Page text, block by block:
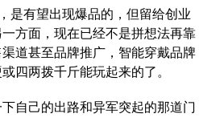
是有望出现爆品的，但留给创业
方面，现在已经不是拼想法再靠
道甚至品牌推广，智能穿戴品牌
四两拨千斤能玩起来的了。
自己的出路和异军突起的那道门